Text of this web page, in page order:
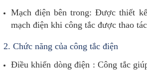
Mạch điện bên trong: Được thiết
mạch điện khi công tắc được thao
2. Chức năng của công tắc điện
Điều khiển dòng điện : Công tắc